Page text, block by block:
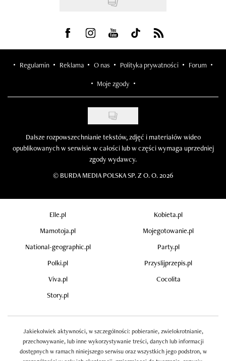
Visit us on Facebook
Visit us on Instagram
Visit us on Youtube
Visit us on Tiktok
Visit us on Rss
Regulamin Reklama O nas Polityka prywatności Forum
Moje zgody
Dalsze rozpowszechnianie tekstów, zdjęć i materiałów wideo
opublikowanych w serwisie w całości lub w części wymaga uprzedniej
zgody wydawcy.
© BURDA MEDIA POLSKA SP. Z O. O. 2026
Elle.pl
Kobieta.pl
Mamotoja.pl
Mojegotowanie.pl
National-geographic.pl
Party.pl
Polki.pl
Przyslijprzepis.pl
Viva.pl
Cocolita
Story.pl
Jakiekolwiek aktywności, w szczególności: pobieranie, zwielokrotnianie,
przechowywanie, lub inne wykorzystywanie treści, danych lub informacji
dostępnych w ramach niniejszego serwisu oraz wszystkich jego podstron, w